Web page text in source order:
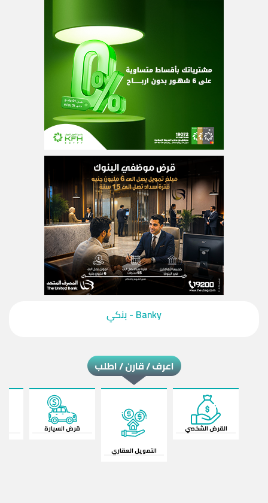
‎Banky - بنكي‎
اعرف / قارن / اطلب
القرض الشخصي
التمويل العقاري
قرض السيارة